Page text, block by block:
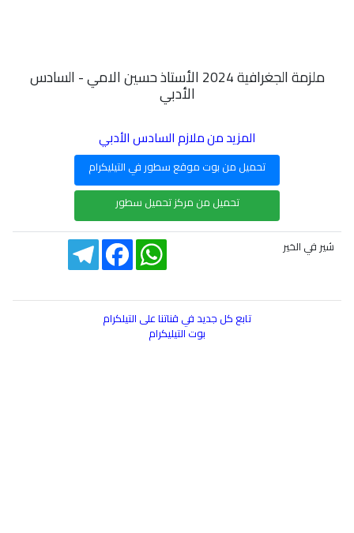
ملزمة الجغرافية 2024 الأستاذ حسين الامي - السادس
الأدبي
المزيد من ملازم السادس الأدبي
تحميل من بوت موقع سطور في التيليكرام
تحميل من مركز تحميل سطور
شير في الخير TelegramFacebookWhatsApp
تابع كل جديد في قناتنا على التيلكرام
بوت التيليكرام